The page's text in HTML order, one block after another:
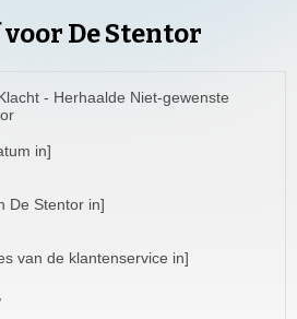
De Stentor
- Herhaalde Niet-gewenste
in]
De Stentor in]
van de klantenservice in]